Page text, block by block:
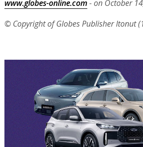
www.globes-online.com- on October
© Copyright of Globes Publisher Itonut